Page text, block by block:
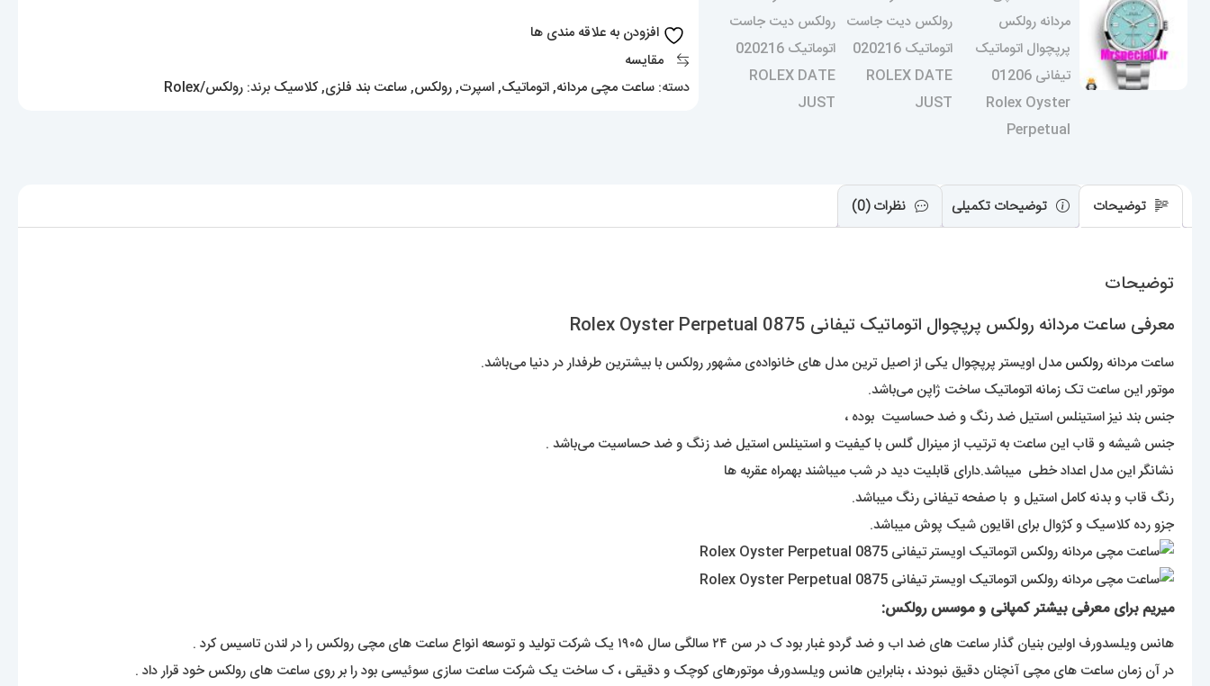
0875
Rolex
افزودن به علاقه مندی ها
مقایسه
دسته: ساعت مچی مردانه,اتوماتیک,اسپرت,رولکس,ساعت بند فلزی,کلاسیک برند: رولکس/Rolex
توضیحات توضیحات تکمیلی نظرات (0)
توضیحات
معرفی ساعت مردانه رولکس پرپچوال اتوماتیک تیفانی 0875 Rolex Oyster Perpetual
ساعت مردانه رولکس مدل اویستر پرپچوال یکی از اصیل ترین مدل های خانواده‌ی مشهور رولکس با بیشترین طرفدار در دنیا می‌باشد.
موتور این ساعت تک زمانه اتوماتیک ساخت ژاپن می‌باشد.
جنس بند نیز استینلس استیل ضد رنگ و ضد حساسیت بوده ،
جنس شیشه و قاب این ساعت به ترتیب از مینرال گلس با کیفیت و استینلس استیل ضد زنگ و ضد حساسیت می‌باشد .
نشانگر این مدل اعداد خطی میباشد.دارای قابلیت دید در شب میباشند بهمراه عقربه ها
رنگ قاب و بدنه کامل استیل و با صفحه تیفانی رنگ میباشد.
جزو رده کلاسیک و کژوال برای اقایون شیک پوش میباشد.
میریم برای معرفی بیشتر کمپانی و موسس رولکس:
هانس ویلسدورف اولین بنیان گذار ساعت های ضد اب و ضد گردو غبار بود ک در سن ۲۴ سالگی سال ۱۹۰۵ یک شرکت تولید و توسعه انواع ساعت های مچی رولکس را در لندن تاسیس کرد .
در آن زمان ساعت های مچی آنچنان دقیق نبودند ، بنابراین هانس ویلسدورف موتورهای کوچک و دقیقی ، ک ساخت یک شرکت ساعت سازی سوئیسی بود را بر روی ساعت های رولکس خود قرار داد .